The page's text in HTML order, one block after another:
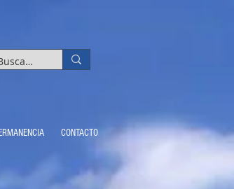
CONTACTO